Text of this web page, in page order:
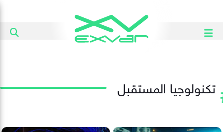
تكنولوجيا المستقبل